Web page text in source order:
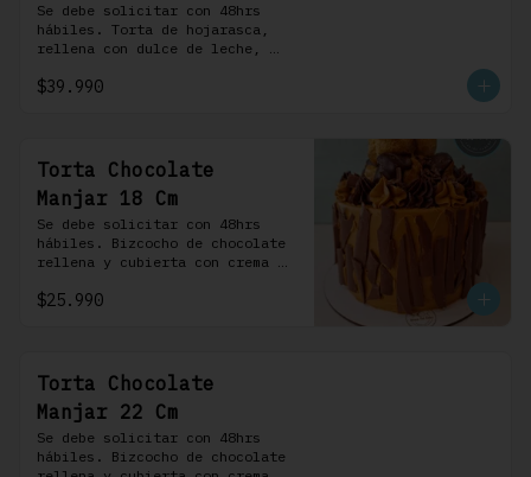
Se debe solicitar con 48hrs
hábiles. Torta de hojarasca,
rellena con dulce de leche,
frambuesas, frambuesas frescas
$39.990
Torta Chocolate
Manjar 18 Cm
Se debe solicitar con 48hrs
hábiles. Bizcocho de chocolate
rellena y cubierta con crema
profiteroles.
$25.990
Torta Chocolate
Manjar 22 Cm
Se debe solicitar con 48hrs
hábiles. Bizcocho de chocolate